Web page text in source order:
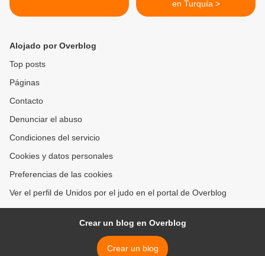
en Turquía >
Alojado por Overblog
Top posts
Páginas
Contacto
Denunciar el abuso
Condiciones del servicio
Cookies y datos personales
Preferencias de las cookies
Ver el perfil de Unidos por el judo en el portal de Overblog
Crear un blog en Overblog
Crear un blog